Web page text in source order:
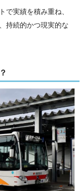
で実績を積み重ね、
持続的かつ現実的な